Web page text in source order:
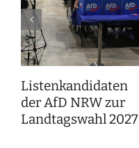
Listenkandidaten
der AfD NRW zur
Landtagswahl 2027